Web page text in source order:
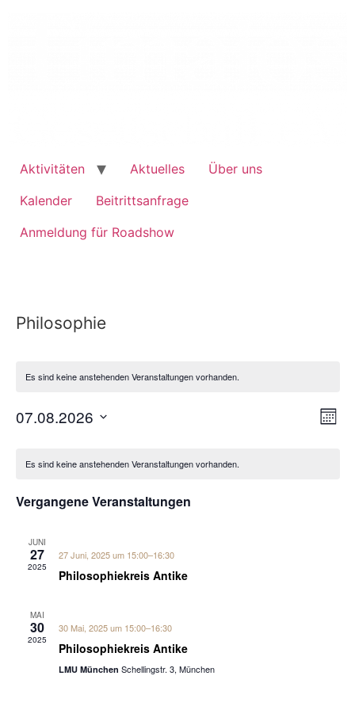
Aktivitäten Aktuelles
Über uns
Kalender
Beitrittsanfrage
Anmeldung für Roadshow
Philosophie
Es sind keine anstehenden Veranstaltungen vorhanden.
07.08.2026
Kalender
Veranstaltungen
Es sind keine anstehenden Veranstaltungen vorhanden.
Vergangene Veranstaltungen
JUNI
27
2025
27 Juni, 2025 um 15:00–16:30
Philosophiekreis Antike
MAI
30
2025
30 Mai, 2025 um 15:00–16:30
Philosophiekreis Antike
LMU München Schellingstr. 3, München